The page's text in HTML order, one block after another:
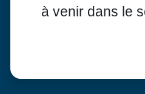
à venir dans le